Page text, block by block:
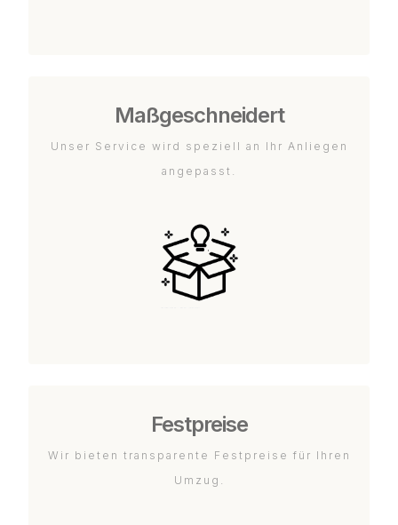
Maßgeschneidert
Unser Service wird speziell an Ihr Anliegen
angepasst.
Festpreise
Wir bieten transparente Festpreise für Ihren
Umzug.